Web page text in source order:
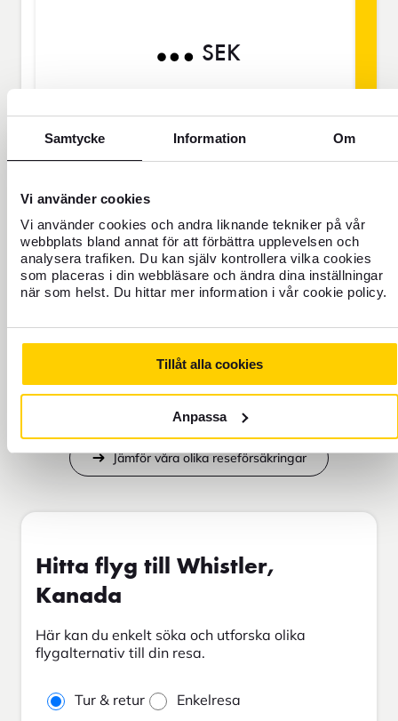
Samtycke Information Om
Vi använder cookies
Vi använder cookies och andra liknande tekniker på vår
webbplats bland annat för att förbättra upplevelsen och
analysera trafiken. Du kan själv kontrollera vilka cookies
som placeras i din webbläsare och ändra dina inställningar
när som helst. Du hittar mer information i vår cookie policy.
Tillåt alla cookies
Anpassa
SEK
Res aldrig oförsäkrad
För dig som saknar hemförsäkring eller
Reseförsäkring Bas
Jämför våra olika reseförsäkringar
Hitta flyg till Whistler,
Kanada
Här kan du enkelt söka och utforska olika
flygalternativ till din resa.
Tur & retur Enkelresa